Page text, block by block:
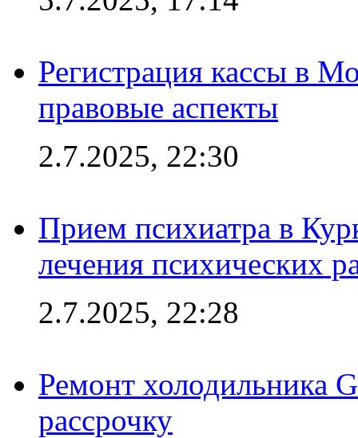
Регистрация кассы в
правовые аспекты
2.7.2025, 22:30
Прием психиатра в
лечения психических
2.7.2025, 22:28
Ремонт холодильника
рассрочку